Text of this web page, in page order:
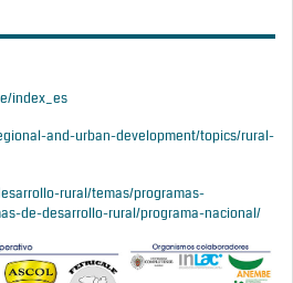
index_es
and-urban-development/topics/rural-
rural/temas/programas-
de-desarrollo-rural/programa-nacional/